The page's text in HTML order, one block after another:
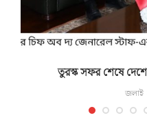
তুরস্ক সফর শেষে দেশে